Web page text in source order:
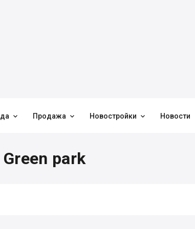
 Продажа  Новостройки  Новости
park